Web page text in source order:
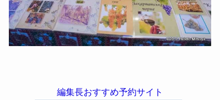
編集長おすすめ予約サイト